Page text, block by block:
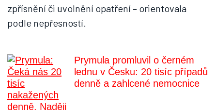
zpřísnění či uvolnění opatření – orientovala
podle nepřesností.
Prymula promluvil o černém
lednu v Česku: 20 tisíc případů
denně a zahlcené nemocnice